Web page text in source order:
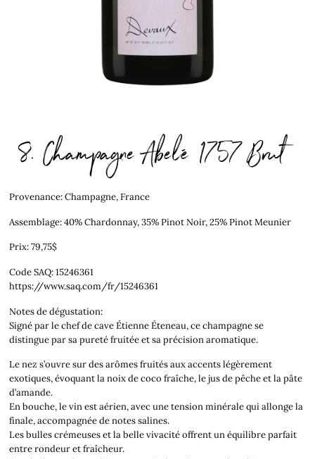
8. Champagne Abelé 1757 Brut
Provenance: Champagne, France
Assemblage: 40% Chardonnay, 35% Pinot Noir, 25% Pinot Meunier
Prix: 79,75$
Code SAQ: 15246361
https://www.saq.com/fr/15246361
Notes de dégustation:
Signé par le chef de cave Étienne Éteneau, ce champagne se
distingue par sa pureté fruitée et sa précision aromatique.
Le nez s’ouvre sur des arômes fruités aux accents légèrement
exotiques, évoquant la noix de coco fraîche, le jus de pêche et la pâte
d’amande.
En bouche, le vin est aérien, avec une tension minérale qui allonge la
finale, accompagnée de notes salines.
Les bulles crémeuses et la belle vivacité offrent un équilibre parfait
entre rondeur et fraîcheur.